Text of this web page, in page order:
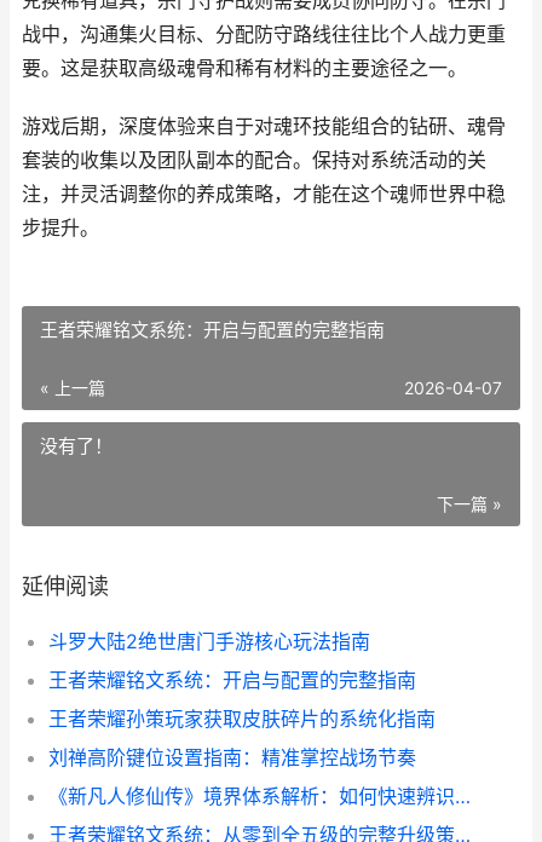
战中，沟通集火目标、分配防守路线往往比个人战力更重
要。这是获取高级魂骨和稀有材料的主要途径之一。
游戏后期，深度体验来自于对魂环技能组合的钻研、魂骨
套装的收集以及团队副本的配合。保持对系统活动的关
注，并灵活调整你的养成策略，才能在这个魂师世界中稳
步提升。
王者荣耀铭文系统：开启与配置的完整指南
« 上一篇 2026-04-07
没有了！
下一篇 »
延伸阅读
斗罗大陆2绝世唐门手游核心玩法指南
王者荣耀铭文系统：开启与配置的完整指南
王者荣耀孙策玩家获取皮肤碎片的系统化指南
刘禅高阶键位设置指南：精准掌控战场节奏
《新凡人修仙传》境界体系解析：如何快速辨识与提升等级
王者荣耀铭文系统：从零到全五级的完整升级策略